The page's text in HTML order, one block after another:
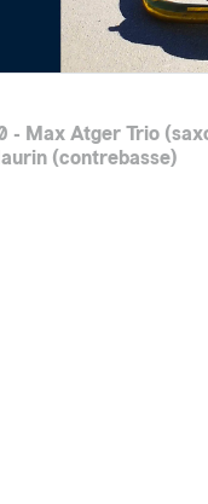
Max Atger Trio
(contrebasse)